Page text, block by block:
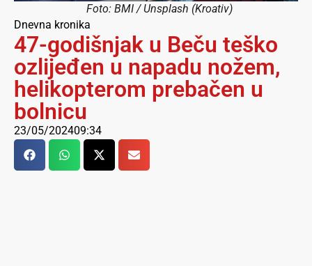
Foto: BMI / Unsplash (Kroativ)
Dnevna kronika
47-godišnjak u Beču teško
ozlijeđen u napadu nožem,
helikopterom prebačen u
bolnicu
23/05/202409:34